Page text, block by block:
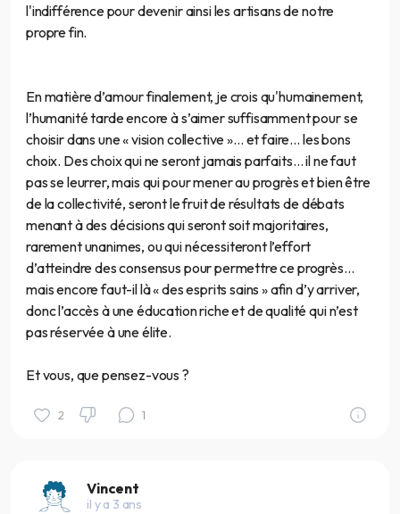
l'indifférence pour devenir ainsi les artisans de notre
propre fin.
En matière d’amour finalement, je crois qu'humainement,
l’humanité tarde encore à s’aimer suffisamment pour se
choisir dans une « vision collective »… et faire… les bons
choix. Des choix qui ne seront jamais parfaits… il ne faut
pas se leurrer, mais qui pour mener au progrès et bien être
de la collectivité, seront le fruit de résultats de débats
menant à des décisions qui seront soit majoritaires,
rarement unanimes, ou qui nécessiteront l’effort
d’atteindre des consensus pour permettre ce progrès…
mais encore faut-il là « des esprits sains » afin d’y arriver,
donc l’accès à une éducation riche et de qualité qui n’est
pas réservée à une élite.
Et vous, que pensez-vous ?
2 1
Vincent
il y a 3 ans